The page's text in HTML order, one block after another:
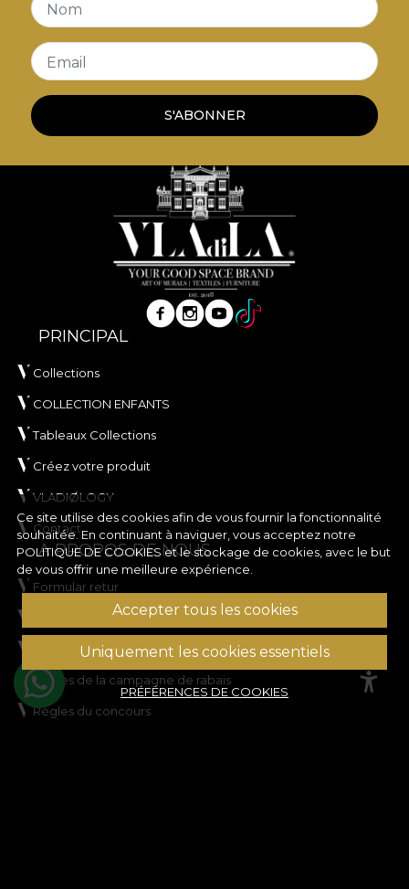
Ce site utilise des cookies afin de vous fournir la fonctionnalité
souhaitée. En continuant à naviguer, vous acceptez notre
POLITIQUE DE COOKIES et le stockage de cookies, avec le but
de vous offrir une meilleure expérience.
Accepter tous les cookies
Uniquement les cookies essentiels
PRÉFÉRENCES DE COOKIES
Nom
Email
S'ABONNER
PRINCIPAL
Collections
COLLECTION ENFANTS
Tableaux Collections
Créez votre produit
VLADIØLOGY
Contact
A PROPOS DE NOUS
Formular retur
Conditions d'utilisation
Vie privée
Règles de la campagne de rabais
Règles du concours